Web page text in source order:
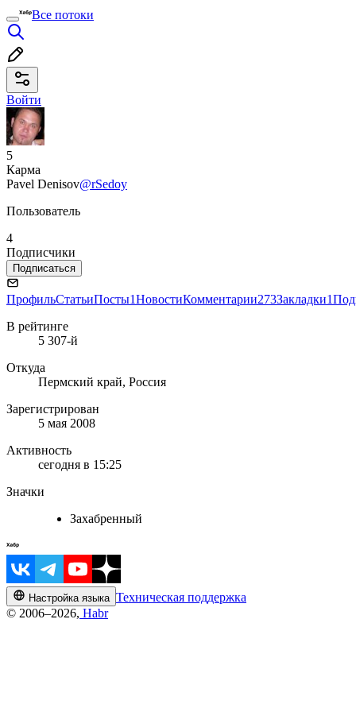
Все потоки
Войти
5
Карма
Pavel Denisov@rSedoy
Пользователь
4
Подписчики
Подписаться
ПрофильСтатьиПосты1НовостиКомментарии273Закладки1
В рейтинге
5 307-й
Откуда
Пермский край, Россия
Зарегистрирован
5 мая 2008
Активность
сегодня в 15:25
Значки
Захабренный
Настройка языка Техническая поддержка
© 2006–2026, Habr